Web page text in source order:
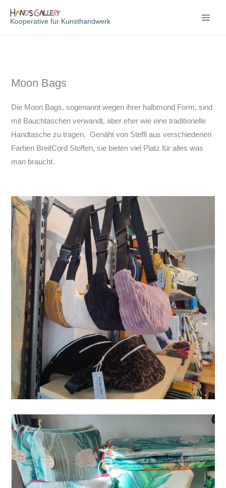
InhaltKooperative für Kunsthandwerk
Moon Bags
Die Moon Bags, sogenannt wegen ihrer halbmond Form, sind
mit Bauchtaschen verwandt, aber eher wie eine traditionelle
Handtasche zu tragen. Genäht von Steffi aus verschiedenen
Farben BreitCord Stoffen, sie bieten viel Platz für alles was
man braucht.